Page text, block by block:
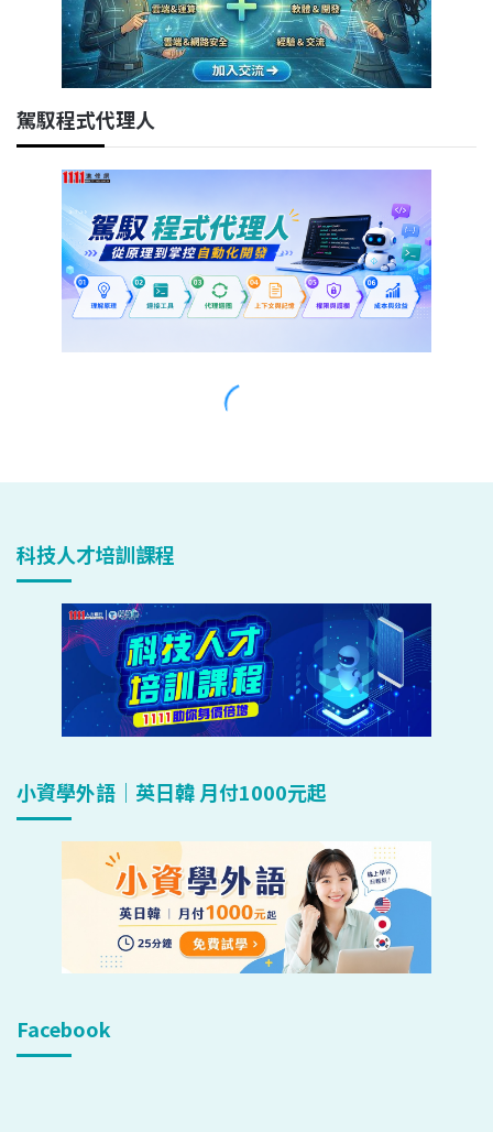
科技人才培訓課程
小資學外語｜英日韓 月付1000元起
Facebook